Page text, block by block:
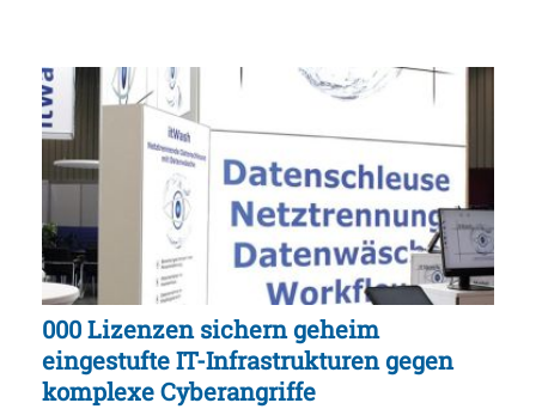
000 Lizenzen sichern geheim
eingestufte IT-Infrastrukturen gegen
komplexe Cyberangriffe